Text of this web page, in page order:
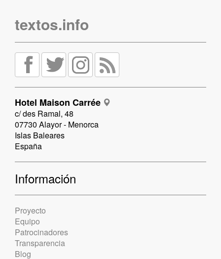
textos.info
Hotel Maison Carrée
c/ des Ramal, 48
07730 Alayor - Menorca
Islas Baleares
España
Información
Proyecto
Equipo
Patrocinadores
Transparencia
Blog